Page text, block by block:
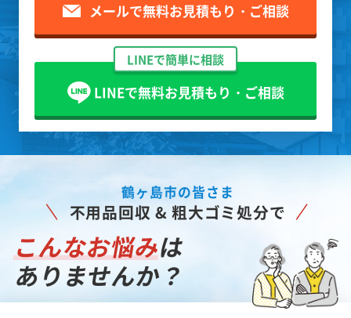
メールで無料お見積もり・ご相談
LINEで簡単に相談
LINEで無料お見積もり・ご相談
鶴ヶ島市の皆さま
不用品回収 & 粗大ゴミ処分で
こんなお悩みは
ありませんか？